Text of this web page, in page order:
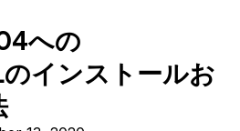
への
インストールお